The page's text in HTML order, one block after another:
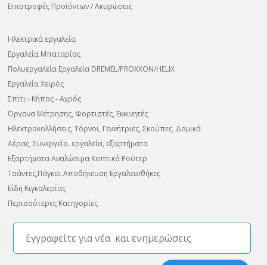
Επιστροφές Προϊόντων / Ακυρώσεις
Ηλεκτρικά εργαλεία
Εργαλεία Μπαταρίας
Πολυεργαλεία Εργαλεία DREMEL/PROXXON/HELIX
Εργαλεία Χειρός
Σπίτι - Κήπος - Αγρός
Όργανα Μέτρησης, Φορτιστές, Εκκινητές
Ηλεκτροκολλήσεις, Τόρνοι, Γεννήτριες, Σκούπες, Δομικά
Αέρας, Συνεργείο, εργαλεία, εξαρτήματα
Εξαρτήματα Αναλώσιμα Κοπτικά Ρούτερ
Τσάντες,Πάγκοι Αποθήκευση Εργαλειοθήκες
Είδη Κιγκαλερίας
Περισσότερες Κατηγορίες